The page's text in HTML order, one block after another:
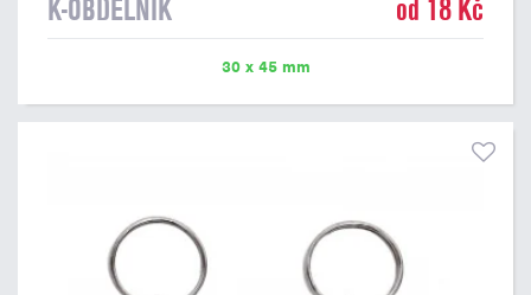
K-OBDELNÍK od 18 Kč
30 x 45 mm